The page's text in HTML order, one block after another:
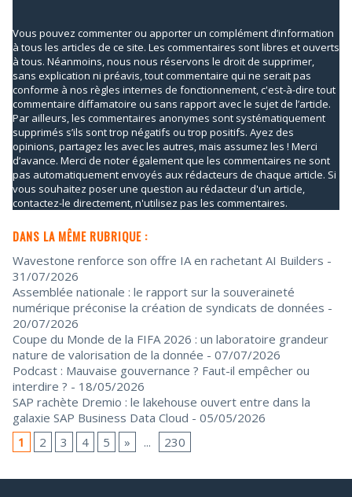
Vous pouvez commenter ou apporter un complément d’information
à tous les articles de ce site. Les commentaires sont libres et ouverts
à tous. Néanmoins, nous nous réservons le droit de supprimer,
sans explication ni préavis, tout commentaire qui ne serait pas
conforme à nos règles internes de fonctionnement, c'est-à-dire tout
commentaire diffamatoire ou sans rapport avec le sujet de l’article.
Par ailleurs, les commentaires anonymes sont systématiquement
supprimés s’ils sont trop négatifs ou trop positifs. Ayez des
opinions, partagez les avec les autres, mais assumez les ! Merci
d’avance. Merci de noter également que les commentaires ne sont
pas automatiquement envoyés aux rédacteurs de chaque article. Si
vous souhaitez poser une question au rédacteur d'un article,
contactez-le directement, n'utilisez pas les commentaires.
DANS LA MÊME RUBRIQUE :
Wavestone renforce son offre IA en rachetant AI Builders -
31/07/2026
Assemblée nationale : le rapport sur la souveraineté
numérique préconise la création de syndicats de données -
20/07/2026
Coupe du Monde de la FIFA 2026 : un laboratoire grandeur
nature de valorisation de la donnée - 07/07/2026
Podcast : Mauvaise gouvernance ? Faut-il empêcher ou
interdire ? - 18/05/2026
SAP rachète Dremio : le lakehouse ouvert entre dans la
galaxie SAP Business Data Cloud - 05/05/2026
1
2 3 4 5 » ... 230